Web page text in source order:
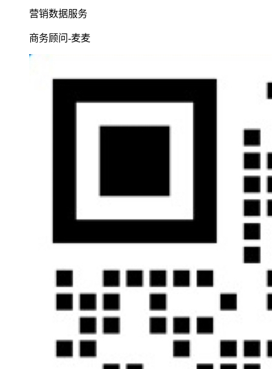
营销数据服务
商务顾问-麦麦